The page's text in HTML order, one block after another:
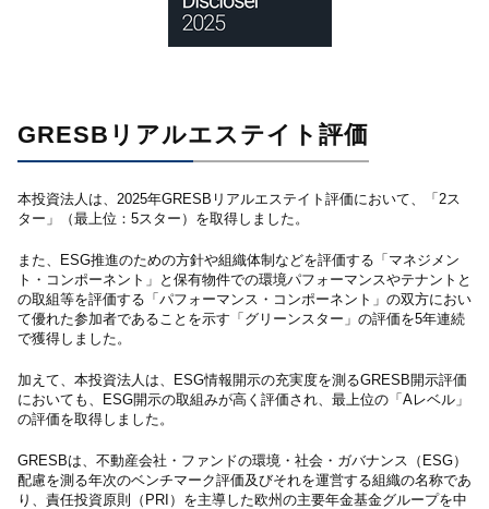
GRESBリアルエステイト評価
本投資法人は、2025年GRESBリアルエステイト評価において、「2ス
ター」（最上位：5スター）を取得しました。
また、ESG推進のための方針や組織体制などを評価する「マネジメン
ト・コンポーネント」と保有物件での環境パフォーマンスやテナントと
の取組等を評価する「パフォーマンス・コンポーネント」の双方におい
て優れた参加者であることを示す「グリーンスター」の評価を5年連続
で獲得しました。
加えて、本投資法人は、ESG情報開示の充実度を測るGRESB開示評価
においても、ESG開示の取組みが高く評価され、最上位の「Aレベル」
の評価を取得しました。
GRESBは、不動産会社・ファンドの環境・社会・ガバナンス（ESG）
配慮を測る年次のベンチマーク評価及びそれを運営する組織の名称であ
り、責任投資原則（PRI）を主導した欧州の主要年金基金グループを中